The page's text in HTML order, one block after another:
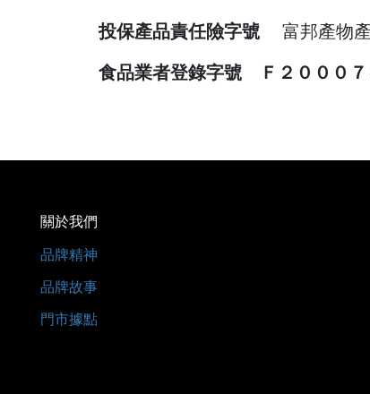
投保產品責任險字號 富邦產物產
食品業者登錄字號 Ｆ２０００７
關於我們
品牌精神
品牌故事
門市據點